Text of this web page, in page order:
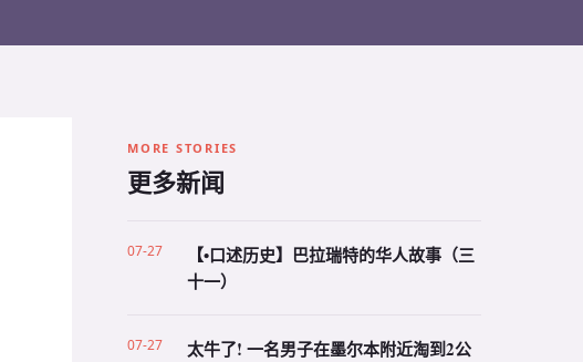
MORE STORIES
更多新闻
07-27
【•口述历史】巴拉瑞特的华人故事（三
十一）
07-27
太牛了! 一名男子在墨尔本附近淘到2公